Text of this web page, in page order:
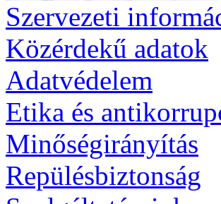
Szervezeti
Közérdekű adatok
Adatvédelem
Etika és
Minőségirányítás
Repülésbiztonság